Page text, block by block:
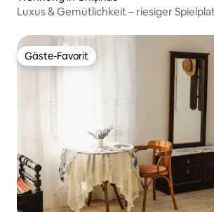
Luxus & Gemütlichkeit – riesiger
Gäste-Favorit
Gäste-Favorit